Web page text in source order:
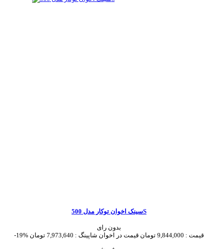
سینک اخوان توکار مدل 500S
بدون رای
-19%
قیمت : 9,844,000 تومان قیمت در اخوان شاپینگ : 7,973,640 تومان